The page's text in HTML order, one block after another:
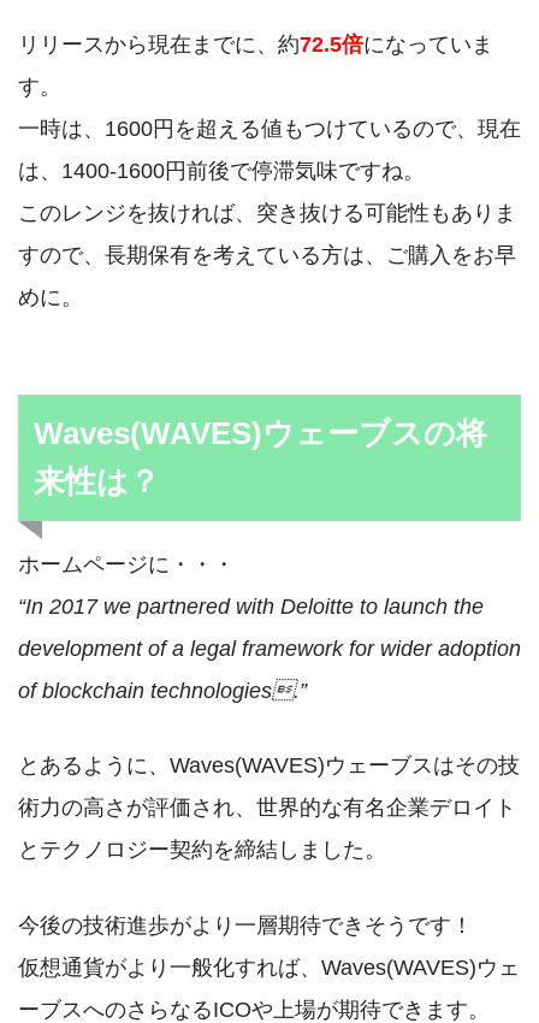
リリースから現在までに、約72.5倍になっていま
す。
一時は、1600円を超える値もつけているので、現在
は、1400-1600円前後で停滞気味ですね。
このレンジを抜ければ、突き抜ける可能性もありま
すので、長期保有を考えている方は、ご購入をお早
めに。
Waves(WAVES)ウェーブスの将
来性は？
ホームページに・・・
“In 2017 we partnered with Deloitte to launch the
development of a legal framework for wider adoption
of blockchain technologies.”
とあるように、Waves(WAVES)ウェーブスはその技
術力の高さが評価され、世界的な有名企業デロイト
とテクノロジー契約を締結しました。
今後の技術進歩がより一層期待できそうです！
仮想通貨がより一般化すれば、Waves(WAVES)ウェ
ーブスへのさらなるICOや上場が期待できます。